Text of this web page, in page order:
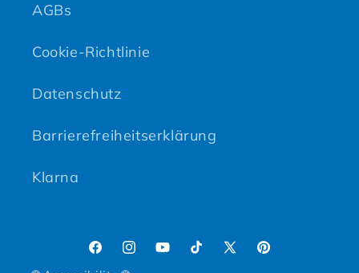
AGBs
Cookie-Richtlinie
Datenschutz
Barrierefreiheitserklärung
Klarna
FacebookInstagram
YouTubeTikTokX (Twitter)
Pinterest